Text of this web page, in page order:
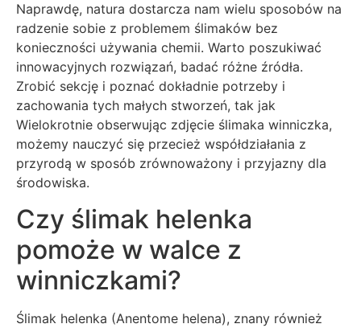
Naprawdę, natura dostarcza nam wielu sposobów na
radzenie sobie z problemem ślimaków bez
konieczności używania chemii. Warto poszukiwać
innowacyjnych rozwiązań, badać różne źródła.
Zrobić sekcję i poznać dokładnie potrzeby i
zachowania tych małych stworzeń, tak jak
Wielokrotnie obserwując zdjęcie ślimaka winniczka,
możemy nauczyć się przecież współdziałania z
przyrodą w sposób zrównoważony i przyjazny dla
środowiska.
Czy ślimak helenka
pomoże w walce z
winniczkami?
Ślimak helenka (Anentome helena), znany również